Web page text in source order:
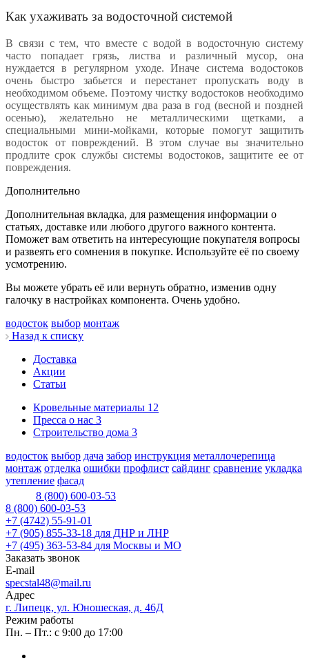
Как ухаживать за водосточной системой
В связи с тем, что вместе с водой в водосточную систему
часто попадает грязь, листва и различный мусор, она
нуждается в регулярном уходе. Иначе система водостоков
очень быстро забьется и перестанет пропускать воду в
необходимом объеме. Поэтому чистку водостоков необходимо
осуществлять как минимум два раза в год (весной и поздней
осенью), желательно не металлическими щетками, а
специальными мини-мойками, которые помогут защитить
водосток от повреждений. В этом случае вы значительно
продлите срок службы системы водостоков, защитите ее от
повреждения.
Дополнительно
Дополнительная вкладка, для размещения информации о
статьях, доставке или любого другого важного контента.
Поможет вам ответить на интересующие покупателя вопросы
и развеять его сомнения в покупке. Используйте её по своему
усмотрению.
Вы можете убрать её или вернуть обратно, изменив одну
галочку в настройках компонента. Очень удобно.
водосток выбор монтаж
Назад к списку
Доставка
Акции
Статьи
Кровельные материалы 12
Пресса о нас 3
Строительство дома 3
водосток выбор дача забор инструкция металлочерепица
монтаж отделка ошибки профлист сайдинг сравнение укладка
утепление фасад
8 (800) 600-03-53
8 (800) 600-03-53
+7 (4742) 55-91-01
+7 (905) 855-33-18 для ДНР и ЛНР
+7 (495) 363-53-84 для Москвы и МО
Заказать звонок
E-mail
specstal48@mail.ru
Адрес
г. Липецк, ул. Юношеская, д. 46Д
Режим работы
Пн. – Пт.: с 9:00 до 17:00